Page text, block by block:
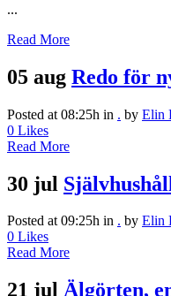
...
Read More
05 aug Redo för
Posted at 08:25h in . by Elin
0 Likes
Read More
30 jul
Posted at 09:25h in . by Elin
0 Likes
Read More
21 jul Älgörten,